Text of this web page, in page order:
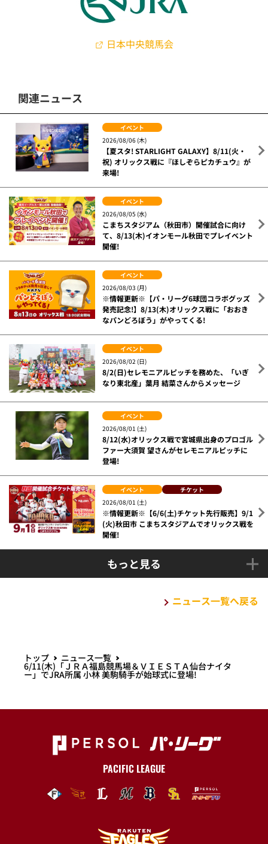
日本中央競馬会
関連ニュース
イベント
2026/08/06 (木)
【夏スタ! STARLIGHT GALAXY】8/11(火・
祝) オリックス戦に『ほしぞらピカチュウ』が
来場!
イベント
2026/08/05 (水)
こまちスタジアム（秋田市）開催試合に向け
て、8/13(木)イオンモール秋田でプレイベント
開催!
イベント
2026/08/03 (月)
※情報更新※【パ・リーグ6球団コラボグッズ
発売記念!】8/13(木)オリックス戦に「おおき
なパンどろぼう」がやってくる!
イベント
2026/08/02 (日)
8/2(日)セレモニアルピッチを務めた、「いぎ
なり東北産」葉月 結菜さんからメッセージ
イベント
2026/08/01 (土)
8/12(水)オリックス戦で宮城県出身のプロゴル
ファー大須賀 望さんがセレモニアルピッチに
登場!
イベント
チケット
2026/08/01 (土)
※情報更新※【6/6(土)チケット先行販売】9/1
(火)秋田市 こまちスタジアムでオリックス戦を
開催!
もっと見る
ニュース一覧へ戻る
トップ ニュース一覧
6/11(木)「ＪＲＡ福島競馬場＆ＶＩＥＳＴＡ仙台ナイタ
ー」でJRA所属 小林 美駒騎手が始球式に登場!
PACIFIC LEAGUE